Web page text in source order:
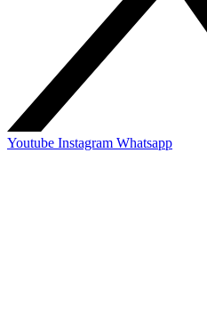
Youtube Instagram Whatsapp